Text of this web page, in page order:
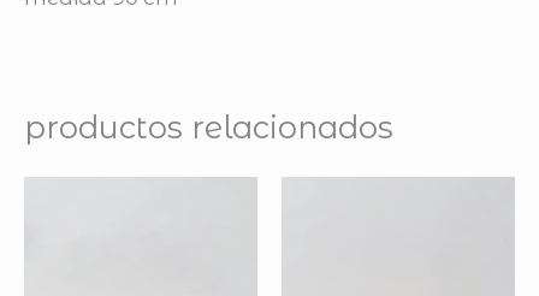
productos relacionados